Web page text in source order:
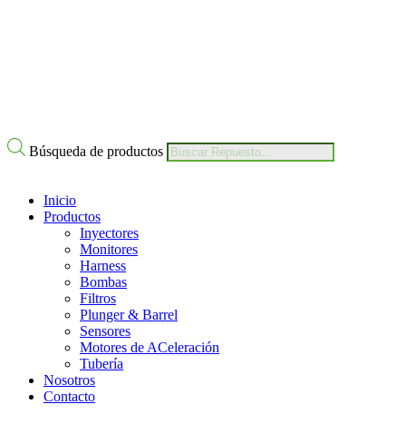
Búsqueda de productos
Inicio
Productos
Inyectores
Monitores
Harness
Bombas
Filtros
Plunger & Barrel
Sensores
Motores de ACeleración
Tubería
Nosotros
Contacto